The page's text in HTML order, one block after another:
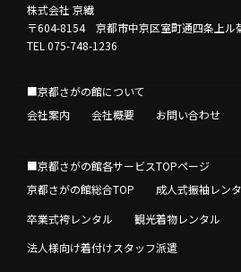
株式会社 京繊
〒604-8154 京都市中京区室町通四条上ル
TEL 075-748-1236
■京都さがの館について
会社案内
会社概要 お問い合わせ
■京都さがの館各サービスTOPページ
京都さがの館総合TOP
成人式振袖レン
卒業式袴レンタル
観光着物レンタル
法人様向け着付けスタッフ派遣